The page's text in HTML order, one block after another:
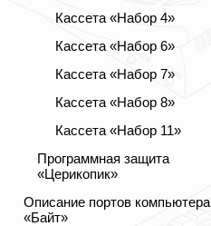
Кассета «Набор 4»
Кассета «Набор 6»
Кассета «Набор 7»
Кассета «Набор 8»
Кассета «Набор 11»
Программная защита
«Церикопик»
Описание портов компьютера
«Байт»